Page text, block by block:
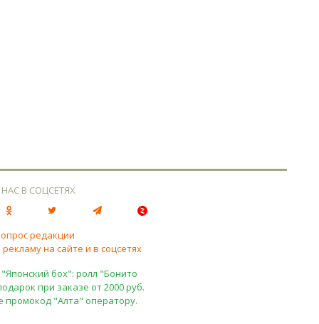
В СОЦСЕТЯХ
редакции
на сайте и в соцсетях
бох": ролл "Бонито
при заказе от 2000 руб.
промокод "Алта" оператору.